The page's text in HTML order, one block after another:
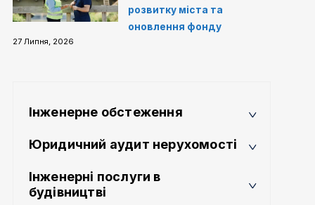
розвитку міста та
оновлення фонду
27 Липня, 2026
Інженерне обстеження
Юридичний аудит нерухомості
Інженерні послуги в
будівництві